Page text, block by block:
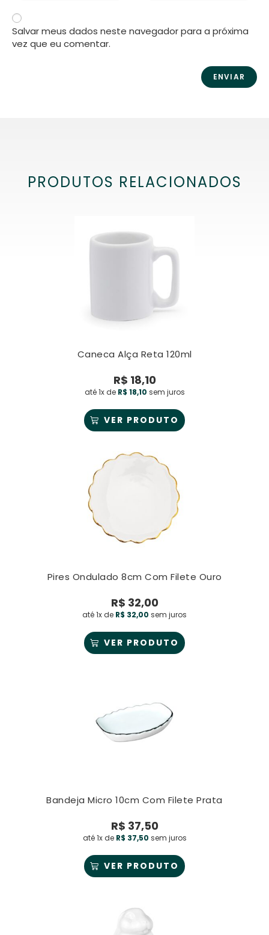
Salvar meus dados neste navegador para a próxima
vez que eu comentar.
PRODUTOS RELACIONADOS
Caneca Alça Reta 120ml
R$ 18,10
até 1x de R$ 18,10 sem juros
VER PRODUTO
Pires Ondulado 8cm Com Filete Ouro
R$ 32,00
até 1x de R$ 32,00 sem juros
VER PRODUTO
Bandeja Micro 10cm Com Filete Prata
R$ 37,50
até 1x de R$ 37,50 sem juros
VER PRODUTO